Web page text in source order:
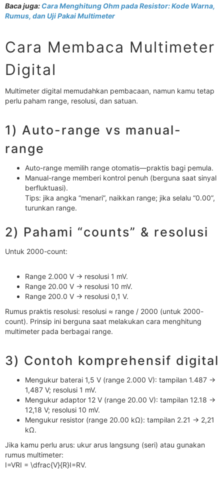
Baca juga: Cara Menghitung Ohm pada Resistor: Kode Warna,
Rumus, dan Uji Pakai Multimeter
Cara Membaca Multimeter
Digital
Multimeter digital memudahkan pembacaan, namun kamu tetap
perlu paham range, resolusi, dan satuan.
1) Auto-range vs manual-
range
Auto-range memilih range otomatis—praktis bagi pemula.
Manual-range memberi kontrol penuh (berguna saat sinyal
berfluktuasi).
Tips: jika angka “menari”, naikkan range; jika selalu “0.00”,
turunkan range.
2) Pahami “counts” & resolusi
Untuk 2000-count:
Range 2.000 V → resolusi 1 mV.
Range 20.00 V → resolusi 10 mV.
Range 200.0 V → resolusi 0,1 V.
Rumus praktis resolusi: resolusi ≈ range / 2000 (untuk 2000-
count). Prinsip ini berguna saat melakukan cara menghitung
multimeter pada berbagai range.
3) Contoh komprehensif digital
Mengukur baterai 1,5 V (range 2.000 V): tampilan 1.487 →
1,487 V; resolusi 1 mV.
Mengukur adaptor 12 V (range 20.00 V): tampilan 12.18 →
12,18 V; resolusi 10 mV.
Mengukur resistor (range 20.00 kΩ): tampilan 2.21 → 2,21
kΩ.
Jika kamu perlu arus: ukur arus langsung (seri) atau gunakan
rumus multimeter:
I=VRI = \dfrac{V}{R}I=RV​.